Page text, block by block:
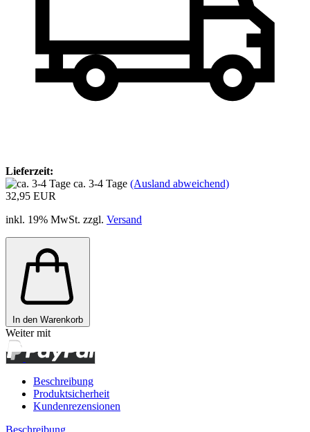
Lieferzeit:
ca. 3-4 Tage (Ausland abweichend)
32,95 EUR
inkl. 19% MwSt. zzgl. Versand
In den Warenkorb
Weiter mit
Beschreibung
Produktsicherheit
Kundenrezensionen
Beschreibung